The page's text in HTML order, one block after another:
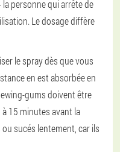
personne qui arrête de
Le dosage diffère
le spray dès que vous
en est absorbée en
gums doivent être
15 minutes avant la
sucés lentement, car ils